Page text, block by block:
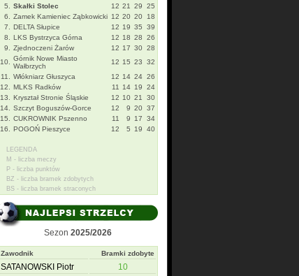
5.
Skałki Stolec 12 21 29
25
6.
Zamek Kamieniec Ząbkowicki 12 20 20
18
7.
DELTA Słupice 12 19 35
39
8.
LKS Bystrzyca Górna 12 18 28
26
9.
Zjednoczeni Żarów 12 17 30 28
10.
Górnik Nowe Miasto
Wałbrzych
12 15 23
32
11.
Włókniarz Głuszyca 12 14 24 26
12.
MLKS Radków 11 14 19
24
13.
Kryształ Stronie Śląskie 12 10 21
30
14.
Szczyt Boguszów-Gorce 12 9 20 37
15.
CUKROWNIK Pszenno 11 9 17
34
16.
POGOŃ Pieszyce 12 5 19 40
LEGENDA
M - liczba meczy
P - liczba punktów
BZ - liczba bramek zdobytych
BS - liczba bramek straconych
Sezon 2025/2026
Zawodnik Bramki zdobyte
SATANOWSKI Piotr
10